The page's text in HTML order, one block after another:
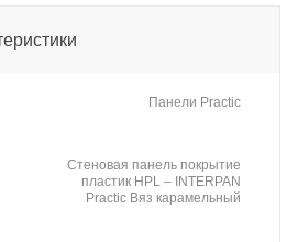
Панели Practic
Стеновая панель покрытие
пластик HPL – INTERPAN
Practic Вяз карамельный